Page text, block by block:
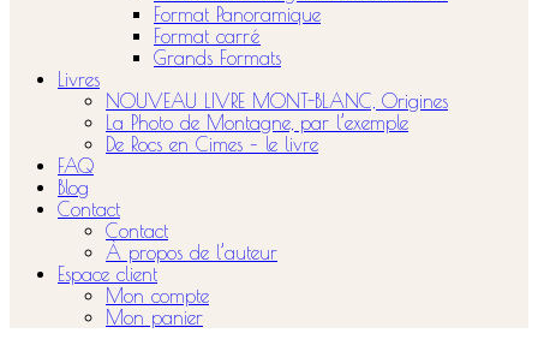
Format Panoramique
Format carré
Grands Formats
Livres
NOUVEAU LIVRE MONT-BLANC, Origines
La Photo de Montagne, par l’exemple
De Rocs en Cimes – le livre
FAQ
Blog
Contact
Contact
À propos de l’auteur
Espace client
Mon compte
Mon panier